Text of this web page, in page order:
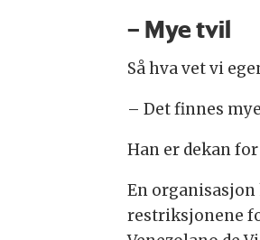
– Mye tvil
Så hva vet vi
– Det finnes
Han er dekan
En
restriksjonene